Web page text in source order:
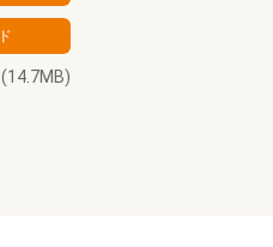
(14.7MB)